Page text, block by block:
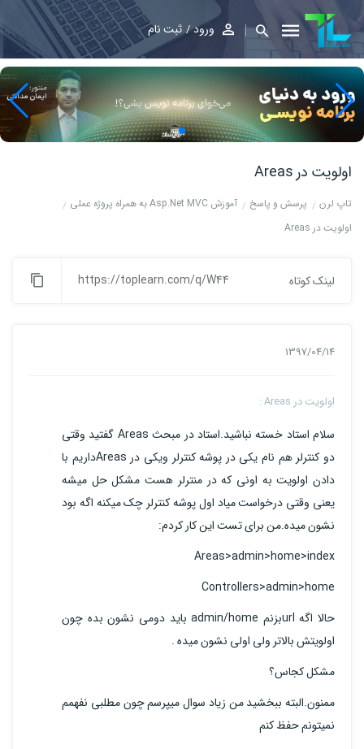
ورود ثبت نام
اولویت در Areas
تاپ لرن پرسش و پاسخ
آموزش Asp.Net MVC به همراه پروژه عملی
اولویت در Areas
لینک کوتاه https://toplearn.com/q/W44
1397/04/14
اولویت در Areas :
سلام استاد خسته نباشید.استاد در مبحث Areas گفتید وقتی
دو کنترلر هم نام یکی در پوشه کنترلر ویکی در Areasداریم با
دادن اولویت به اونی که در منترلر هست مشکل حل میشه
یعنی وقتی درخواست میاد اول پوشه کنترلر چک میکنه اگه بود
نشون میده.من برای تست این کار کردم:
Areas>admin>home>index
Controllers>admin>home
حالا اگه urlبزنم admin/home باید دومی نشون بده چون
اولویتش بالاتر ولی اولی نشون میده .
مشکل کجاس؟
ممنون.البته ببخشید من زیاد سوال میپرسم چون مطلبی نفهمم
نمیتونم حفظ کنم